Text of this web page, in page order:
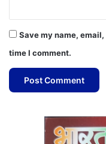
Save my name,
time I comment.